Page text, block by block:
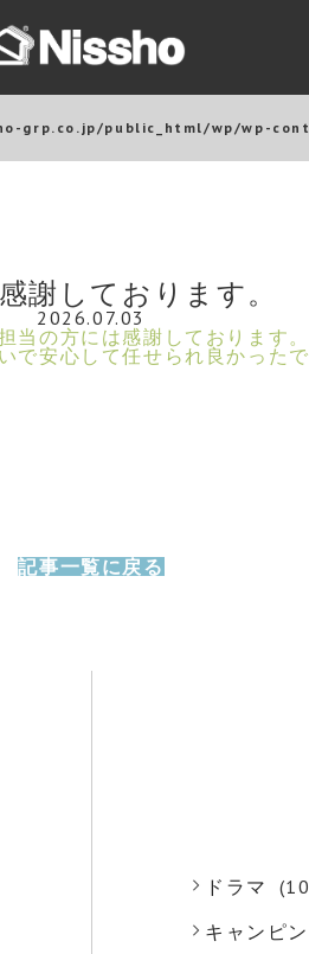
grp.co.jp/public_html/wp/wp-
謝しております。
2026.07.03
当の方には感謝しております。
で安心して任せられ良かった
記事一覧に戻る
ドラマ
キャンピ